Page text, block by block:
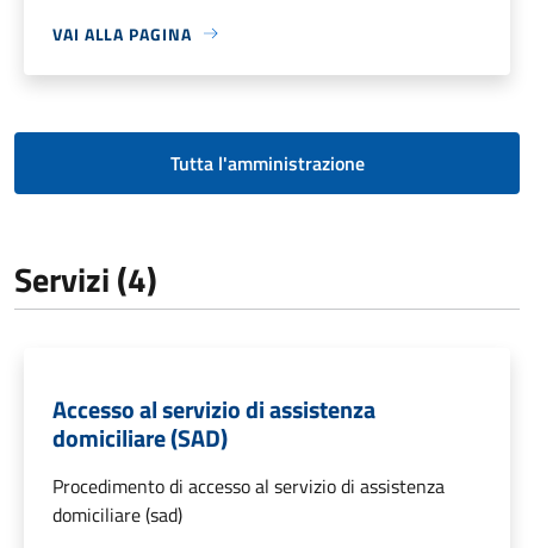
VAI ALLA PAGINA
Tutta l'amministrazione
Servizi (4)
Accesso al servizio di assistenza
domiciliare (SAD)
Procedimento di accesso al servizio di assistenza
domiciliare (sad)